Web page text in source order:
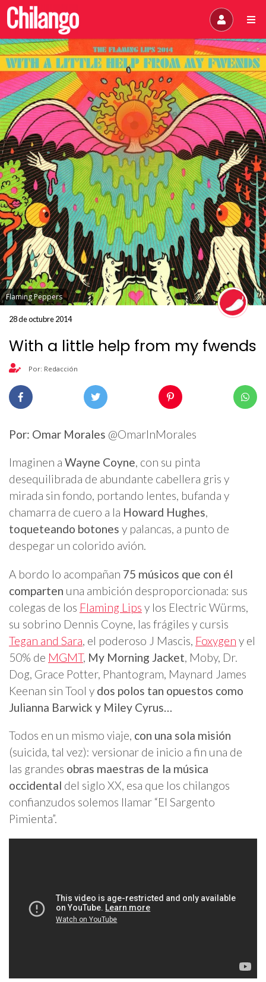
Flaming Peppers
28 de octubre 2014
With a little help from my fwends
Por: Redacción
Por: Omar Morales @OmarInMorales
Imaginen a Wayne Coyne, con su pinta
desequilibrada de abundante cabellera gris y
mirada sin fondo, portando lentes, bufanda y
chamarra de cuero a la Howard Hughes,
toqueteando botones y palancas, a punto de
despegar un colorido avión.
A bordo lo acompañan 75 músicos que con él
comparten una ambición desproporcionada: sus
colegas de los Flaming Lips y los Electric Würms,
su sobrino Dennis Coyne, las frágiles y cursis
Tegan and Sara , el poderoso J Mascis, Foxygen y el
50% de MGMT, My Morning Jacket , Moby, Dr.
Dog, Grace Potter, Phantogram, Maynard James
Keenan sin Tool y dos polos tan opuestos como
Julianna Barwick y Miley Cyrus…
Todos en un mismo viaje, con una sola misión
(suicida, tal vez): versionar de inicio a fin una de
las grandes obras maestras de la música
occidental del siglo XX, esa que los chilangos
confianzudos solemos llamar “El Sargento
Pimienta”.